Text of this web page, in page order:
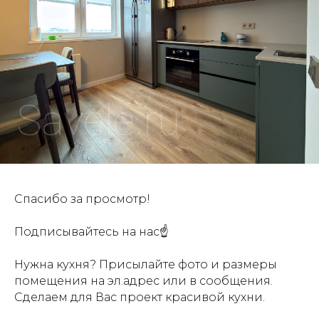
Спасибо за просмотр!
Подписывайтесь на нас☝
Нужна кухня? Присылайте фото и размеры
помещения на эл.адрес или в сообщения.
Сделаем для Вас проект красивой кухни.